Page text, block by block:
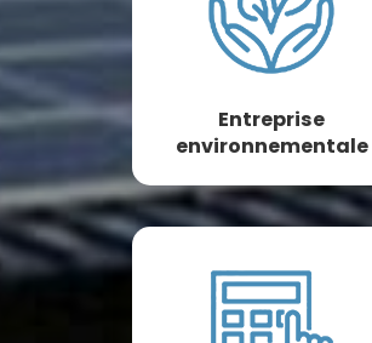
Entreprise
environnementale